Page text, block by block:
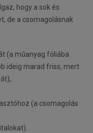
hogy a sok és
de a csomagolásnak
(a műanyag fóliába
ideig marad friss, mert
(a csomagolás